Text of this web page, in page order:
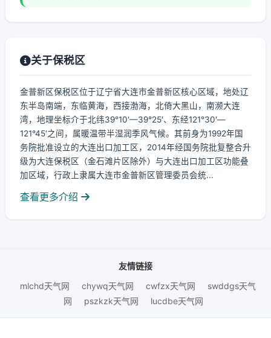
关于保税区
金普新区保税区位于辽宁省大连市金普新区核心区域，地处辽
东半岛南端，东临黄海，西接渤海，北倚大黑山，南濒大连
湾，地理坐标介于北纬39°10′—39°25′、东经121°30′—
121°45′之间，属暖温带半湿润季风气候。其前身为1992年国
务院批准设立的大连出口加工区，2014年经国务院批复整合升
级为大连保税区（金石滩片区除外）与大连出口加工区功能叠
加区域，行政上隶属大连市金普新区管理委员会统...
查看更多介绍
友情链接
mlchd天气网
chywq天气网 cwfzx天气网
swddgs天气
网
pszkzk天气网 lucdbe天气网